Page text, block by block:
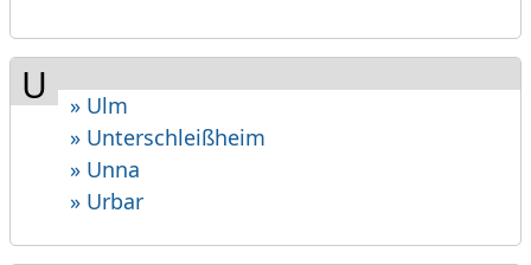
U
» Ulm
» Unterschleißheim
» Unna
» Urbar